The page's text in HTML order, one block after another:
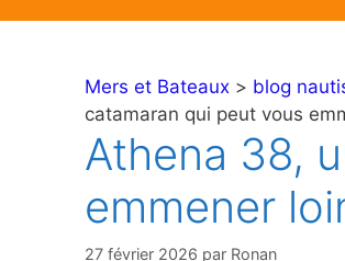
Mers et Bateaux > blog
catamaran qui peut vous
Athena 38,
emmener
27 février 2026 par Ronan